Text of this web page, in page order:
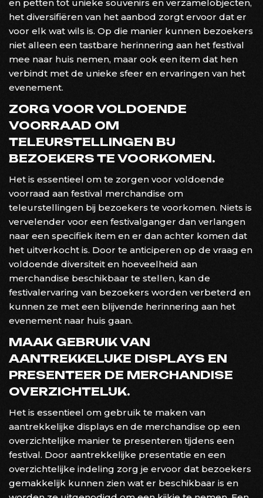
en petten tot unieke souvenirs en verzamelobjecten,
het diversifiëren van het aanbod zorgt ervoor dat er
voor elk wat wils is. Op die manier kunnen bezoekers
niet alleen een tastbare herinnering aan het festival
mee naar huis nemen, maar ook een item dat hen
verbindt met de unieke sfeer en ervaringen van het
evenement.
ZORG VOOR VOLDOENDE
VOORRAAD OM
TELEURSTELLINGEN BIJ
BEZOEKERS TE VOORKOMEN.
Het is essentieel om te zorgen voor voldoende
voorraad aan festival merchandise om
teleurstellingen bij bezoekers te voorkomen. Niets is
vervelender voor een festivalganger dan verlangen
naar een specifiek item en er dan achter komen dat
het uitverkocht is. Door te anticiperen op de vraag en
voldoende diversiteit en hoeveelheid aan
merchandise beschikbaar te stellen, kan de
festivalervaring van bezoekers worden verbeterd en
kunnen ze met een blijvende herinnering aan het
evenement naar huis gaan.
MAAK GEBRUIK VAN
AANTREKKELIJKE DISPLAYS EN
PRESENTEER DE MERCHANDISE
OVERZICHTELIJK.
Het is essentieel om gebruik te maken van
aantrekkelijke displays en de merchandise op een
overzichtelijke manier te presenteren tijdens een
festival. Door aantrekkelijke presentatie en een
overzichtelijke indeling zorg je ervoor dat bezoekers
gemakkelijk kunnen zien wat er beschikbaar is en